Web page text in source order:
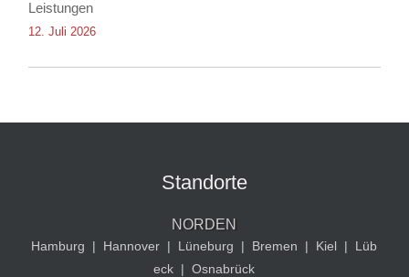
Leistungen
12. Juli 2026
Standorte
NORDEN
Hamburg | Hannover | Lüneburg | Bremen | Kiel |
Lüb
eck | Osnabrück